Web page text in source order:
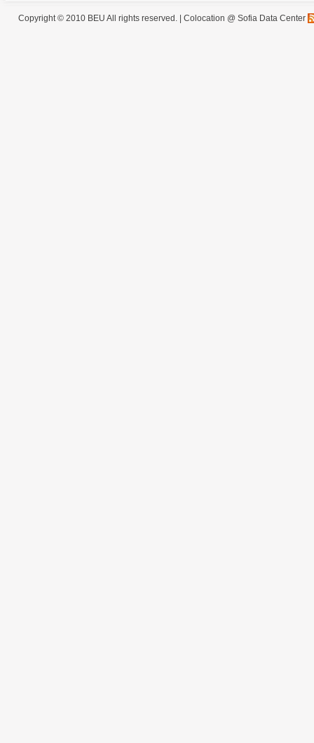
Copyright © 2010 BEU All rights reserved. | Colocation @ Sofia Data Center